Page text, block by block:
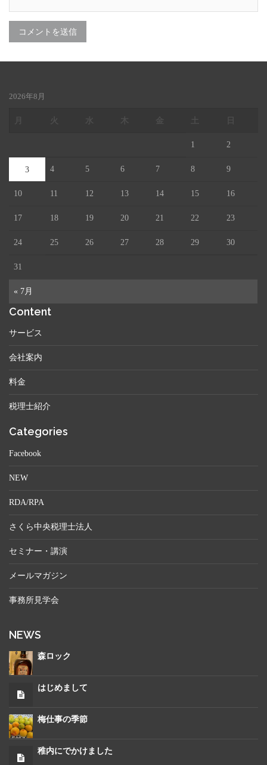
2026年8月
« 7月
1 2
3 4 5 6 7 8 9
10 11 12 13 14 15 16
17 18 19 20 21 22 23
24 25 26 27 28 29 30
31
Content
サービス
会社案内
料金
税理士紹介
Categories
Facebook
NEW
RDA/RPA
さくら中央税理士法人
セミナー・講演
メールマガジン
事務所見学会
NEWS
森ロック
はじめまして
梅仕事の季節
稚内にでかけました